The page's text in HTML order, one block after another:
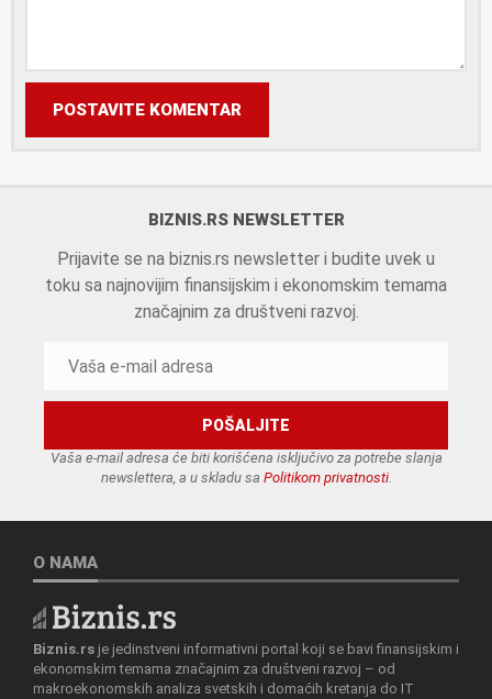
POSTAVITE KOMENTAR
BIZNIS.RS NEWSLETTER
Prijavite se na biznis.rs newsletter i budite uvek u
toku sa najnovijim finansijskim i ekonomskim temama
značajnim za društveni razvoj.
Vaša e-mail adresa će biti korišćena isključivo za potrebe slanja
newslettera, a u skladu sa Politikom privatnosti.
O NAMA
Biznis.rs je jedinstveni informativni portal koji se bavi finansijskim i
ekonomskim temama značajnim za društveni razvoj – od
makroekonomskih analiza svetskih i domaćih kretanja do IT